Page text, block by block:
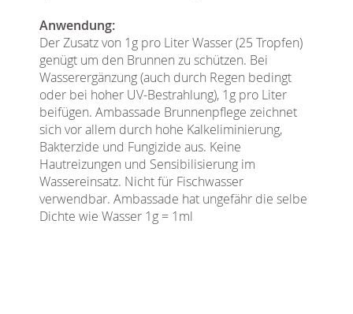
Anwendung:
Der Zusatz von 1g pro Liter Wasser (25 Tropfen)
genügt um den Brunnen zu schützen. Bei
Wasserergänzung (auch durch Regen bedingt
oder bei hoher UV-Bestrahlung), 1g pro Liter
beifügen. Ambassade Brunnenpflege zeichnet
sich vor allem durch hohe Kalkeliminierung,
Bakterzide und Fungizide aus. Keine
Hautreizungen und Sensibilisierung im
Wassereinsatz. Nicht für Fischwasser
verwendbar. Ambassade hat ungefähr die selbe
Dichte wie Wasser 1g = 1ml